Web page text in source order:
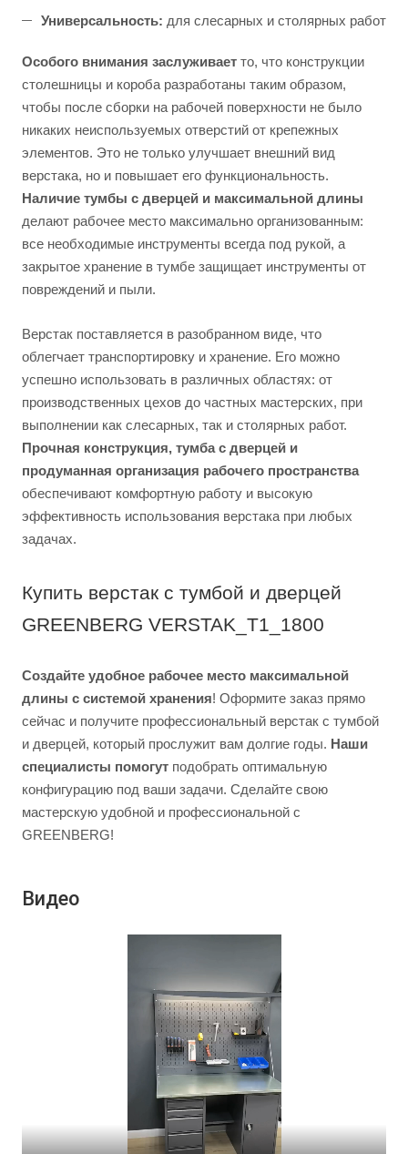
Универсальность: для слесарных и столярных работ
Особого внимания заслуживает то, что конструкции
столешницы и короба разработаны таким образом,
чтобы после сборки на рабочей поверхности не было
никаких неиспользуемых отверстий от крепежных
элементов. Это не только улучшает внешний вид
верстака, но и повышает его функциональность.
Наличие тумбы с дверцей и максимальной длины
делают рабочее место максимально организованным:
все необходимые инструменты всегда под рукой, а
закрытое хранение в тумбе защищает инструменты от
повреждений и пыли.
Верстак поставляется в разобранном виде, что
облегчает транспортировку и хранение. Его можно
успешно использовать в различных областях: от
производственных цехов до частных мастерских, при
выполнении как слесарных, так и столярных работ.
Прочная конструкция, тумба с дверцей и
продуманная организация рабочего пространства
обеспечивают комфортную работу и высокую
эффективность использования верстака при любых
задачах.
Купить верстак с тумбой и дверцей
GREENBERG VERSTAK_T1_1800
Создайте удобное рабочее место максимальной
длины с системой хранения! Оформите заказ прямо
сейчас и получите профессиональный верстак с тумбой
и дверцей, который прослужит вам долгие годы. Наши
специалисты помогут подобрать оптимальную
конфигурацию под ваши задачи. Сделайте свою
мастерскую удобной и профессиональной с
GREENBERG!
Видео